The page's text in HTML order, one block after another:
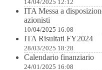
14/04/2025 12:12
ITA Messa a
azionisti
10/04/2025 16:08
ITA Risultati FY2024
28/03/2025 18:28
Calendario finanziario
24/01/2025 16:08